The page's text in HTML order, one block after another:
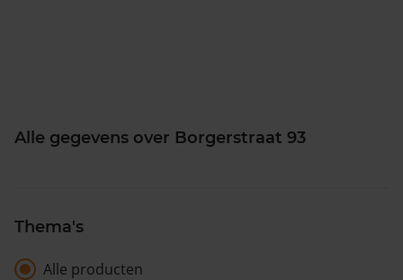
Alle gegevens over Borgerstraat 93
Thema's
Alle producten